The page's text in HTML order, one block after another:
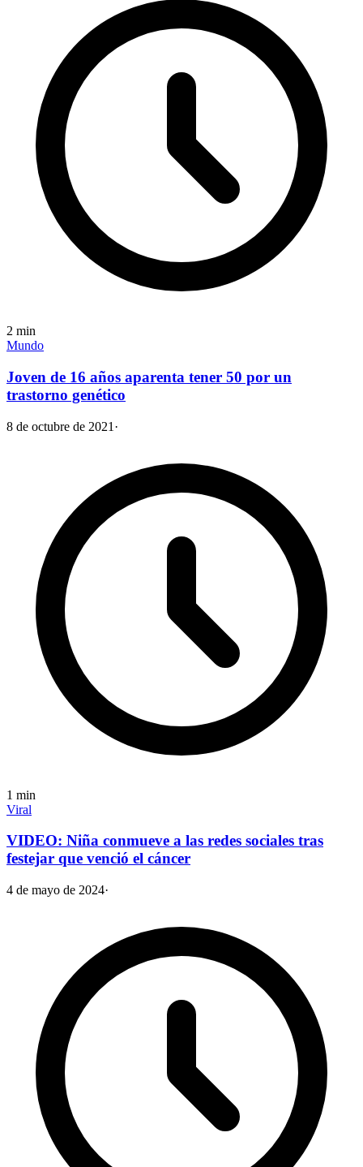
2 min
Mundo
Joven de 16 años aparenta tener 50 por un
trastorno genético
8 de octubre de 2021 ·
1 min
Viral
VIDEO: Niña conmueve a las redes sociales tras
festejar que venció el cáncer
4 de mayo de 2024·